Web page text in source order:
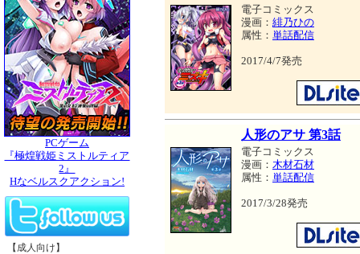
PCゲーム
『極煌戦姫ミストルティア
2』
Hなベルスクアクション!
【成人向け】
電子コミックス
漫画： 緋乃ひの
属性： 単話配信
2017/4/7発売
人形のアサ 第3話
電子コミックス
漫画： 木材石材
属性： 単話配信
2017/3/28発売